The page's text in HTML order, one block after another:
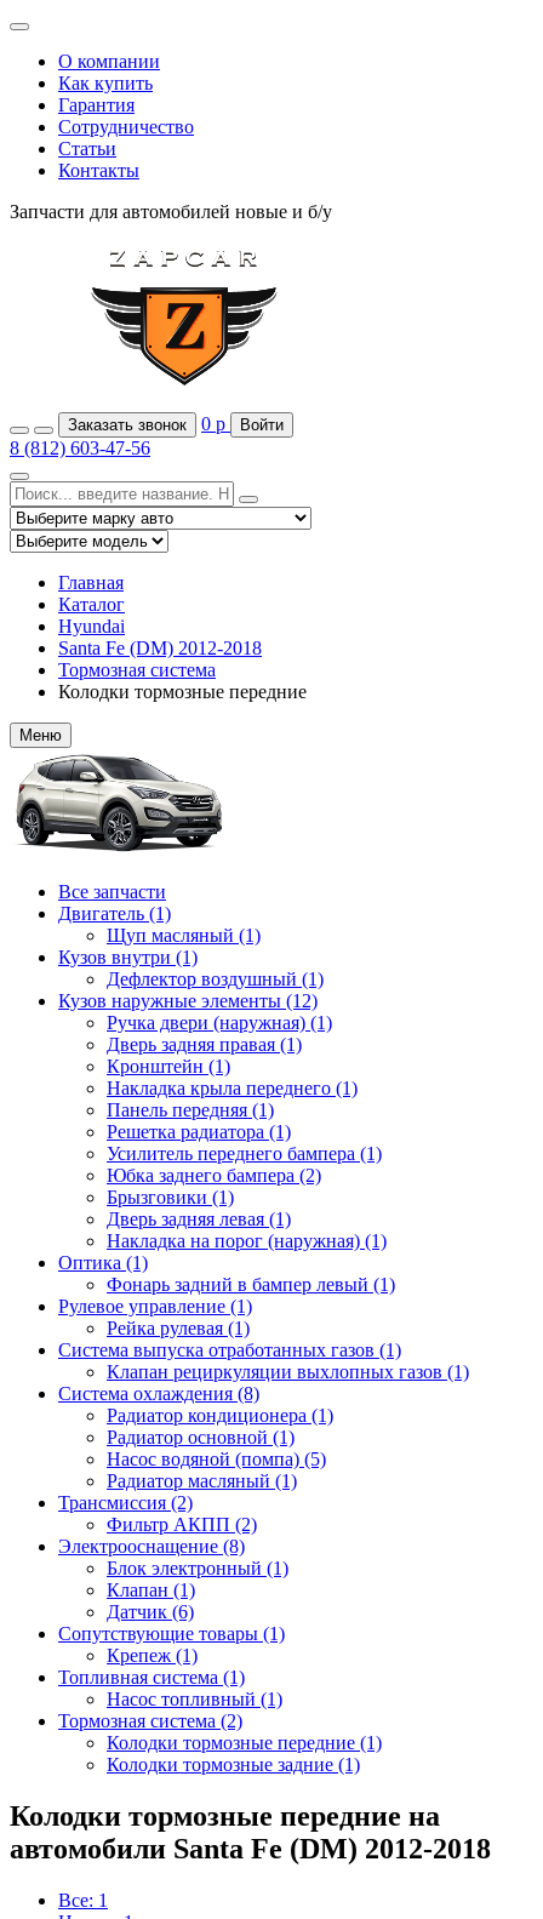
О компании
Как купить
Гарантия
Сотрудничество
Статьи
Контакты
Запчасти для автомобилей новые и б/у
Заказать звонок 0 р Войти
8 (812) 603-47-56
Главная
Каталог
Hyundai
Santa Fe (DM) 2012-2018
Тормозная система
Колодки тормозные передние
Меню
Все запчасти
Двигатель (1)
Щуп масляный (1)
Кузов внутри (1)
Дефлектор воздушный (1)
Кузов наружные элементы (12)
Ручка двери (наружная) (1)
Дверь задняя правая (1)
Кронштейн (1)
Накладка крыла переднего (1)
Панель передняя (1)
Решетка радиатора (1)
Усилитель переднего бампера (1)
Юбка заднего бампера (2)
Брызговики (1)
Дверь задняя левая (1)
Накладка на порог (наружная) (1)
Оптика (1)
Фонарь задний в бампер левый (1)
Рулевое управление (1)
Рейка рулевая (1)
Система выпуска отработанных газов (1)
Клапан рециркуляции выхлопных газов (1)
Система охлаждения (8)
Радиатор кондиционера (1)
Радиатор основной (1)
Насос водяной (помпа) (5)
Радиатор масляный (1)
Трансмиссия (2)
Фильтр АКПП (2)
Электрооснащение (8)
Блок электронный (1)
Клапан (1)
Датчик (6)
Сопутствующие товары (1)
Крепеж (1)
Топливная система (1)
Насос топливный (1)
Тормозная система (2)
Колодки тормозные передние (1)
Колодки тормозные задние (1)
Колодки тормозные передние на
автомобили Santa Fe (DM) 2012-2018
Все: 1